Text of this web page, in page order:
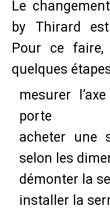
Le
by Thirard
Pour ce
quelques
mesurer
porte
acheter une
selon les
démonter la
installer la